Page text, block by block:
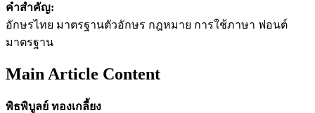
คำสำคัญ:
อักษรไทย มาตรฐานตัวอักษร กฎหมาย การใช้ภาษา ฟอนต์
มาตรฐาน
Main Article Content
พิธพิบูลย์ ทองเกลี้ยง